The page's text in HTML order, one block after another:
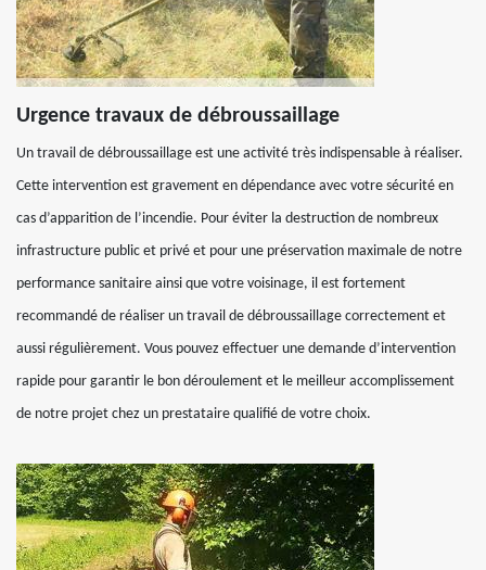
Urgence travaux de débroussaillage
Un travail de débroussaillage est une activité très indispensable à réaliser.
Cette intervention est gravement en dépendance avec votre sécurité en
cas d’apparition de l’incendie. Pour éviter la destruction de nombreux
infrastructure public et privé et pour une préservation maximale de notre
performance sanitaire ainsi que votre voisinage, il est fortement
recommandé de réaliser un travail de débroussaillage correctement et
aussi régulièrement. Vous pouvez effectuer une demande d’intervention
rapide pour garantir le bon déroulement et le meilleur accomplissement
de notre projet chez un prestataire qualifié de votre choix.